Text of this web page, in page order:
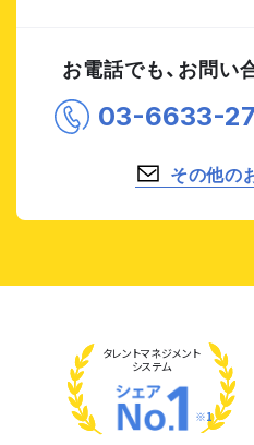
お電話でも、お問い
03-6633-
その他の
タレントマネジメント
システム
※1